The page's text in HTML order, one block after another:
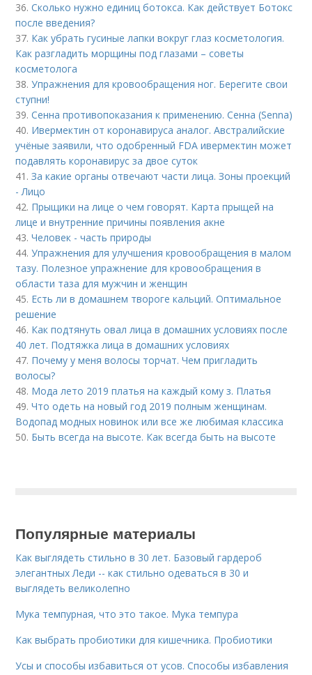
36.Сколько нужно единиц ботокса. Как действует Ботокс
после введения?
37. Как убрать гусиные лапки вокруг глаз косметология.
Как разгладить морщины под глазами – советы
косметолога
38.Упражнения для кровообращения ног. Берегите свои
ступни!
39.Сенна противопоказания к применению. Сенна (Senna)
40. Ивермектин от коронавируса аналог. Австралийские
учёные заявили, что одобренный FDA ивермектин может
подавлять коронавирус за двое суток
41.За какие органы отвечают части лица. Зоны проекций
- Лицо
42. Прыщики на лице о чем говорят. Карта прыщей на
лице и внутренние причины появления акне
43.Человек - часть природы
44.Упражнения для улучшения кровообращения в малом
тазу. Полезное упражнение для кровообращения в
области таза для мужчин и женщин
45. Есть ли в домашнем твороге кальций. Оптимальное
решение
46. Как подтянуть овал лица в домашних условиях после
40 лет. Подтяжка лица в домашних условиях
47. Почему у меня волосы торчат. Чем пригладить
волосы?
48. Мода лето 2019 платья на каждый кому з. Платья
49.Что одеть на новый год 2019 полным женщинам.
Водопад модных новинок или все же любимая классика
50. Быть всегда на высоте. Как всегда быть на высоте
Популярные материалы
Как выглядеть стильно в 30 лет. Базовый гардероб
элегантных Леди -- как стильно одеваться в 30 и
выглядеть великолепно
Мука темпурная, что это такое. Мука темпура
Как выбрать пробиотики для кишечника. Пробиотики
Усы и способы избавиться от усов. Способы избавления